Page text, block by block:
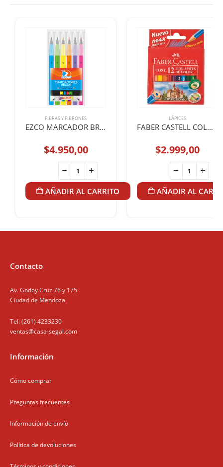
FIBRAS Y FIBRONES
EZCO MARCADOR BRUSH PINCEL X6 NEON
$4.950,00
AÑADIR AL CARRITO
LÁPICES
FABER CASTELL COLOR ECOLÁPIZ x 12u
$2.999,00
AÑADIR AL
Contacto
Av. Godoy Cruz 76 y 175
Ciudad de Mendoza
Tel: (261) 4233230
ventas@casa-segal.com
Información
Cómo comprar
Preguntas frecuentes
Información de envío
Política de devoluciones